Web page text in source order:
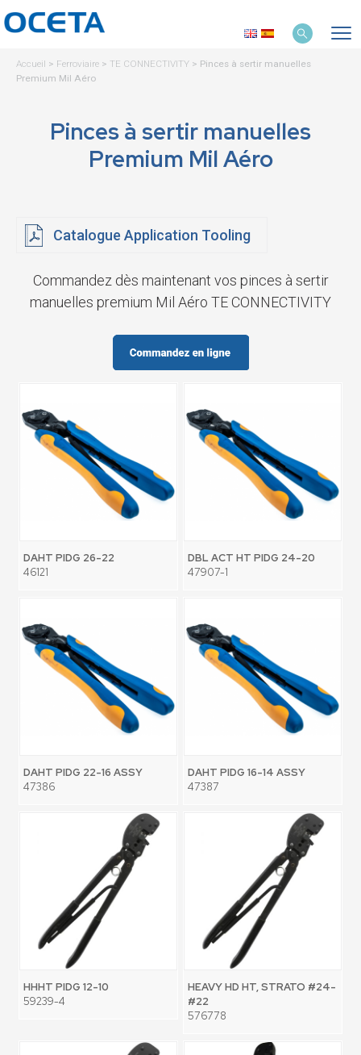
Accueil > Ferroviaire > TE CONNECTIVITY > Pinces à sertir manuelles
Premium Mil Aéro
Pinces à sertir manuelles
Premium Mil Aéro
Catalogue Application Tooling
Commandez dès maintenant vos pinces à sertir
manuelles premium Mil Aéro TE CONNECTIVITY
DAHT PIDG 26-22
46121
DBL ACT HT PIDG 24-20
47907-1
DAHT PIDG 22-16 ASSY
47386
DAHT PIDG 16-14 ASSY
47387
HHHT PIDG 12-10
59239-4
HEAVY HD HT, STRATO #24-
#22
576778